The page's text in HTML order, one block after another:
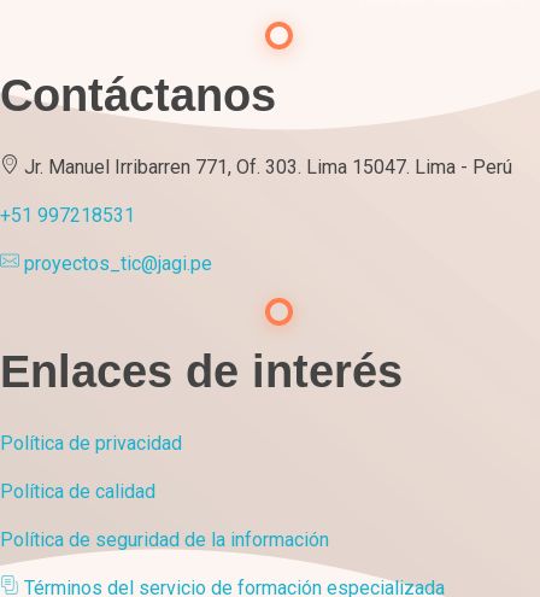
Contáctanos
Jr. Manuel Irribarren 771, Of. 303. Lima 15047. Lima - Perú
+51 997218531
proyectos_tic@jagi.pe
Enlaces de interés
Política de privacidad
Política de calidad
Política de seguridad de la información
Términos del servicio de formación especializada